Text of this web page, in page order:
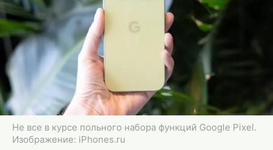
Не все в курсе польного набора функций Google Pixel.
Изображение: iPhones.ru